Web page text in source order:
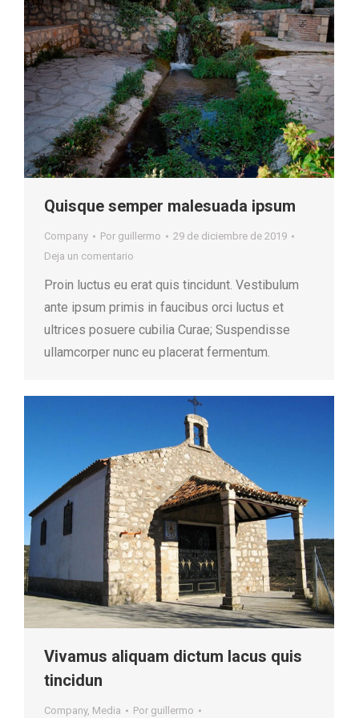
Quisque semper malesuada ipsum
Company Por guillermo
29 de diciembre de 2019
Deja un comentario
Proin luctus eu erat quis tincidunt. Vestibulum
ante ipsum primis in faucibus orci luctus et
ultrices posuere cubilia Curae; Suspendisse
ullamcorper nunc eu placerat fermentum.
Vivamus aliquam dictum lacus quis
tincidun
Company, Media Por guillermo